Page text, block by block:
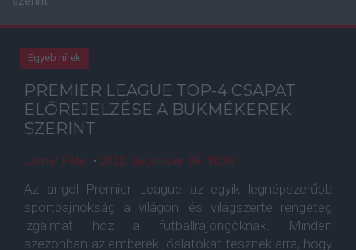
Egyéb hírek
PREMIER LEAGUE TOP-4 CSAPAT
ELŐREJELZÉSE A BUKMÉKEREK
SZERINT
Lakner Péter • 2022. december. 08. 10:30
Az angol Premier League az egyik legnépszerűbb
sportbajnokság a világon, és világszerte rengeteg
izgalmat hoz a futballrajongóknak. Minden
szezonban az emberek jóslatokat tesznek arra, hogy